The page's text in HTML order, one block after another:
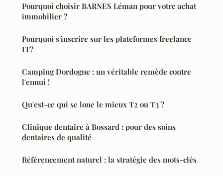
Pourquoi choisir BARNES Léman pour votre achat
immobilier ?
Pourquoi s'inscrire sur les plateformes freelance
IT?
Camping Dordogne : un véritable remède contre
l'ennui !
Qu'est-ce qui se loue le mieux T2 ou T3 ?
Clinique dentaire à Bossard : pour des soins
dentaires de qualité
Référencement naturel : la stratégie des mots-clés